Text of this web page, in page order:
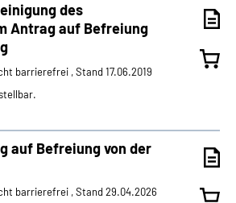
des
Antrag auf Befreiung
barrierefrei , Stand 17.06.2019
auf Befreiung von der
barrierefrei , Stand 29.04.2026